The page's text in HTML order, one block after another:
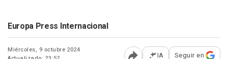
Europa Press Internacional
Miércoles, 9 octubre 2024
IA Seguir en